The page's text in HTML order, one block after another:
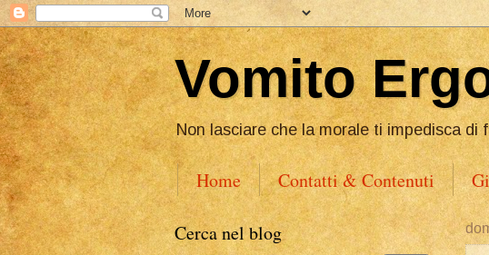
Vomito
Non lasciare che la morale ti impedisca di
Home Contatti & Contenuti
Cerca nel blog